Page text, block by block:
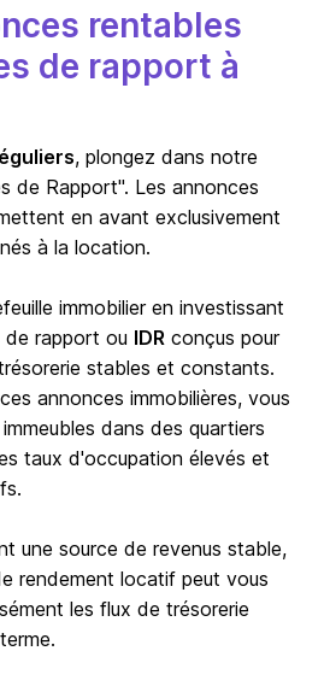
rentables
de rapport à
, plongez dans notre
de Rapport". Les annonces
en avant exclusivement
à la location.
immobilier en investissant
de rapport ou IDR conçus pour
stables et constants.
annonces immobilières, vous
dans des quartiers
taux d'occupation élevés et
une source de revenus stable,
rendement locatif peut vous
les flux de trésorerie